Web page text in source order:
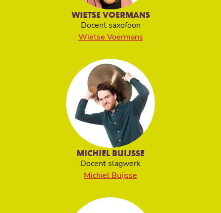
WIETSE VOERMANS
Docent saxofoon
Wietse Voermans
MICHIEL BUIJSSE
Docent slagwerk
Michiel Buijsse